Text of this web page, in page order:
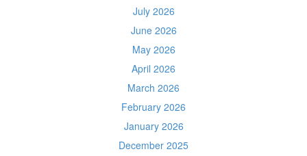
July 2026
June 2026
May 2026
April 2026
March 2026
February 2026
January 2026
December 2025